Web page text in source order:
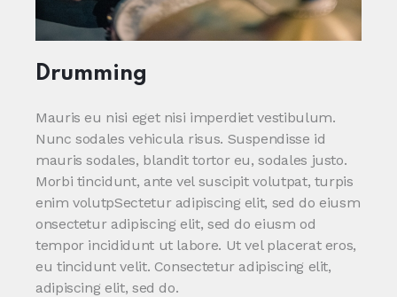
Drumming
Mauris eu nisi eget nisi imperdiet vestibulum.
Nunc sodales vehicula risus. Suspendisse id
mauris sodales, blandit tortor eu, sodales justo.
Morbi tincidunt, ante vel suscipit volutpat, turpis
enim volutpSectetur adipiscing elit, sed do eiusm
onsectetur adipiscing elit, sed do eiusm od
tempor incididunt ut labore. Ut vel placerat eros,
eu tincidunt velit. Consectetur adipiscing elit,
adipiscing elit, sed do.